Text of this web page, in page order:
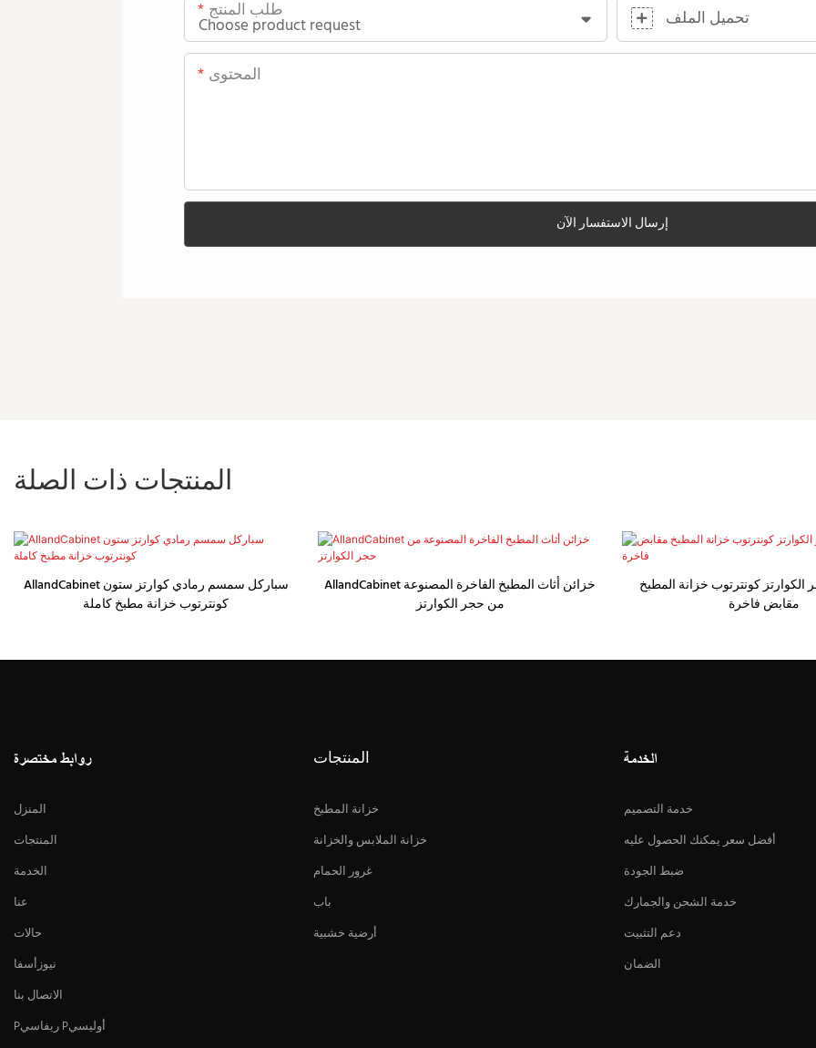
طلب المنتج تحميل الملف
المحتوى
إرسال الاستفسار الآن
المنتجات ذات الصلة
AllandCabinet سباركل سمسم رمادي كوارتز ستون
كونترتوب خزانة مطبخ كاملة
AllandCabinet خزائن أثاث المطبخ الفاخرة المصنوعة
من حجر الكوارتز
الكوارتز كونترتوب خزانة المطبخ
مقابض فاخرة
روابط مختصرة
المنزل
المنتجات
الخدمة
عنا
حالات
نيوزأسفا
الاتصال بنا
Pريفاسي Pأوليسي
المنتجات
خزانة المطبخ
خزانة الملابس والخزانة
غرور الحمام
باب
أرضية خشبية
الخدمة
خدمة التصميم
أفضل سعر يمكنك الحصول عليه
ضبط الجودة
خدمة الشحن والجمارك
دعم التثبيت
الضمان